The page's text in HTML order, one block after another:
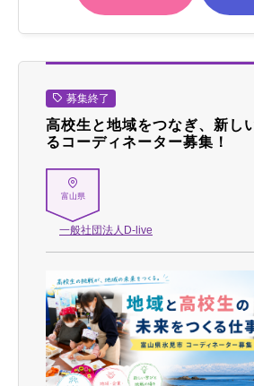
募集終了
高校生と地域をつなぎ、新し
るコーディネーター募集！
富山県
一般社団法人D-live